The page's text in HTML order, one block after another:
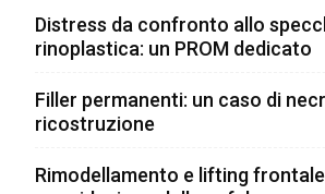
Distress da confronto allo
rinoplastica: un PROM dedicato
Filler permanenti: un caso di
ricostruzione
Rimodellamento e lifting